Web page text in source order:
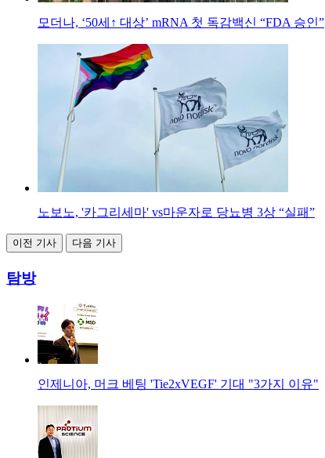
모더나, ‘50세↑ 대상’ mRNA 첫 독감백신 “FDA 승인”
노보노, '카그리세마' vs마운자로 당뇨병 3상 “실패”
이전 기사 다음 기사
탐방
인제니아, 머크 베팅 'Tie2xVEGF' 기대 "3가지 이유"